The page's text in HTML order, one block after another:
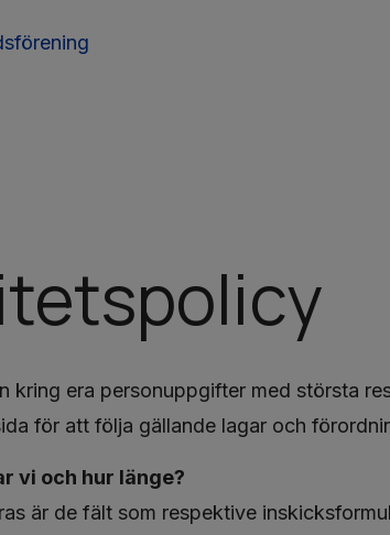
kring era personuppgifter med största
för att följa gällande lagar och
vi och hur länge?
är de fält som respektive